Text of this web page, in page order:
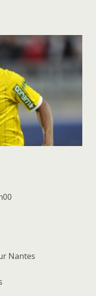
Nantes